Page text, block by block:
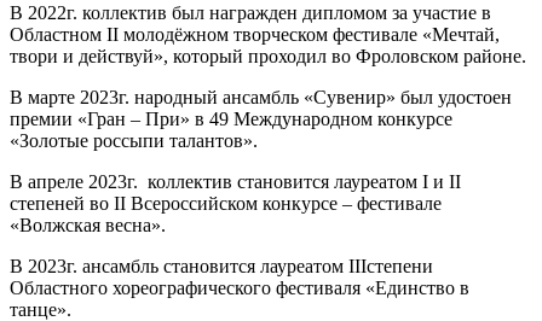
В 2022г. коллектив был награжден дипломом за участие в
Областном II молодёжном творческом фестивале «Мечтай,
твори и действуй», который проходил во Фроловском районе.
В марте 2023г. народный ансамбль «Сувенир» был удостоен
премии «Гран – При» в 49 Международном конкурсе
«Золотые россыпи талантов».
В апреле 2023г. коллектив становится лауреатом I и II
степеней во II Всероссийском конкурсе – фестивале
«Волжская весна».
В 2023г. ансамбль становится лауреатом IIIстепени
Областного хореографического фестиваля «Единство в
танце».